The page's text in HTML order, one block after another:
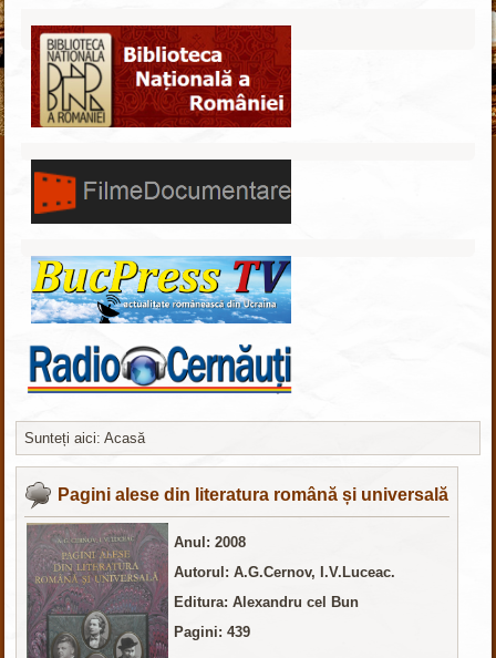
Sunteți aici:Acasă
Pagini alese din literatura română și universală
Anul: 2008
Autorul: A.G.Cernov, I.V.Luceac.
Editura: Alexandru cel Bun
Pagini: 439